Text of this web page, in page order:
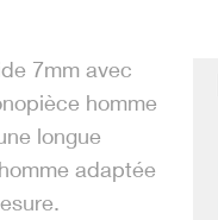
7mm avec
homme
longue
adaptée